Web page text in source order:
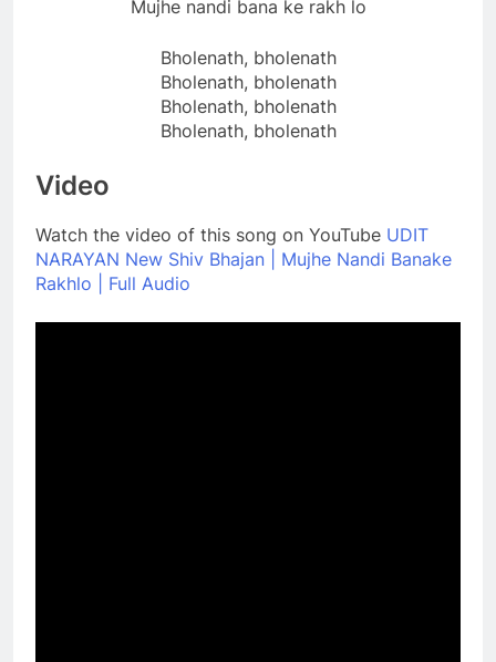
Mujhe nandi bana ke rakh lo
Bholenath, bholenath
Bholenath, bholenath
Bholenath, bholenath
Bholenath, bholenath
Video
Watch the video of this song on YouTube UDIT
NARAYAN New Shiv Bhajan | Mujhe Nandi Banake
Rakhlo | Full Audio